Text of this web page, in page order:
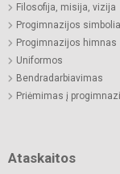
Filosofija, misija, vizija
Progimnazijos
Progimnazijos himnas
Uniformos
Bendradarbiavimas
Priėmimas į
Ataskaitos